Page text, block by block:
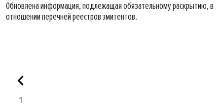
Обновлена информация, подлежащая обязательному раскрытию, в
отношении перечней реестров эмитентов.
1